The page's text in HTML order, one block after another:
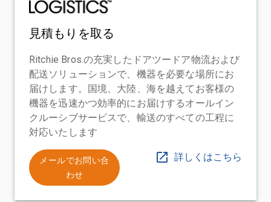
見積もりを取る
Ritchie Bros.の充実したドアツードア物流および
配送ソリューションで、機器を必要な場所にお
届けします。国境、大陸、海を越えてお客様の
機器を迅速かつ効率的にお届けするオールイン
クルーシブサービスで、輸送のすべての工程に
対応いたします
メールでお問い合
わせ
詳しくはこちら